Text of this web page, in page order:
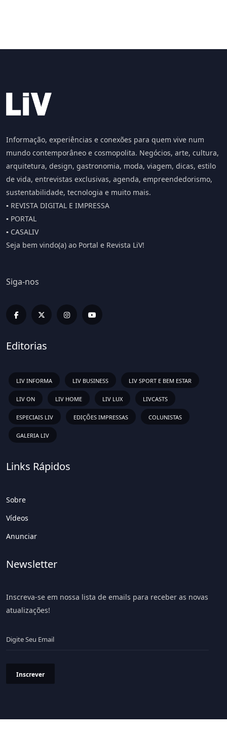
Informação, experiências e conexões para quem vive num
mundo contemporâneo e cosmopolita. Negócios, arte, cultura,
arquitetura, design, gastronomia, moda, viagem, dicas, estilo
de vida, entrevistas exclusivas, agenda, empreendedorismo,
sustentabilidade, tecnologia e muito mais.
▪️ REVISTA DIGITAL E IMPRESSA
▪️ PORTAL
▪️ CASALIV
Seja bem vindo(a) ao Portal e Revista LiV!
Siga-nos
Editorias
LIV INFORMA LIV BUSINESS LIV SPORT E BEM ESTAR
LIV ON LIV HOME LIV LUX LIVCASTS
ESPECIAIS LIV EDIÇÕES IMPRESSAS COLUNISTAS
GALERIA LIV
Links Rápidos
Sobre
Vídeos
Anunciar
Newsletter
Inscreva-se em nossa lista de emails para receber as novas
atualizações!
Inscrever